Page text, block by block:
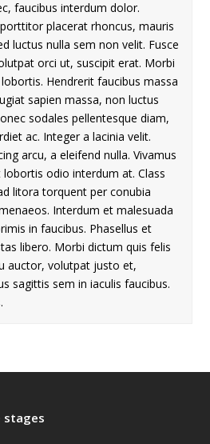
faucibus interdum dolor.
placerat rhoncus, mauris
luctus nulla sem non velit. Fusce
orci ut, suscipit erat. Morbi
Hendrerit faucibus massa
sapien massa, non luctus
sodales pellentesque diam,
ac. Integer a lacinia velit.
arcu, a eleifend nulla. Vivamus
odio interdum at. Class
litora torquent per conubia
Interdum et malesuada
in faucibus. Phasellus et
libero. Morbi dictum quis felis
auctor, volutpat justo et,
sagittis sem in iaculis faucibus.
stages